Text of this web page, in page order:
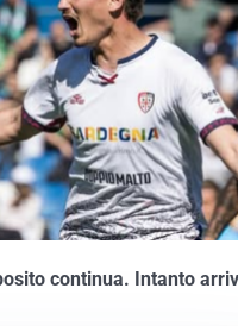
continua. Intanto